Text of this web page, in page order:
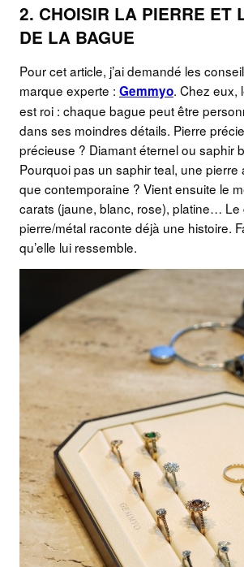
2. CHOISIR LA PIERRE ET
DE LA BAGUE
Pour cet article, j’ai demandé les
marque experte : Gemmyo. Chez eux,
est roi : chaque bague peut être
dans ses moindres détails. Pierre
précieuse ? Diamant éternel ou saphir
Pourquoi pas un saphir teal, une pierre
que contemporaine ? Vient ensuite le
carats (jaune, blanc, rose), platine… Le
pierre/métal raconte déjà une histoire.
qu’elle lui ressemble.